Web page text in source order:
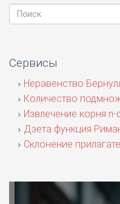
Сервисы
Неравенство
Количество
Извлечение корня n-
Дзета функция
Склонение